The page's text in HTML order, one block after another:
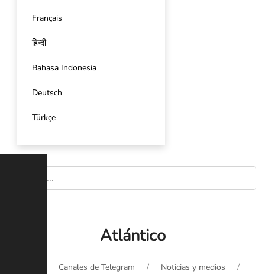
Français
हिन्दी
Bahasa Indonesia
Deutsch
Türkçe
Atlántico
Canales de Telegram
Noticias y medios